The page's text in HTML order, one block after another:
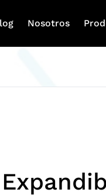
Nosotros